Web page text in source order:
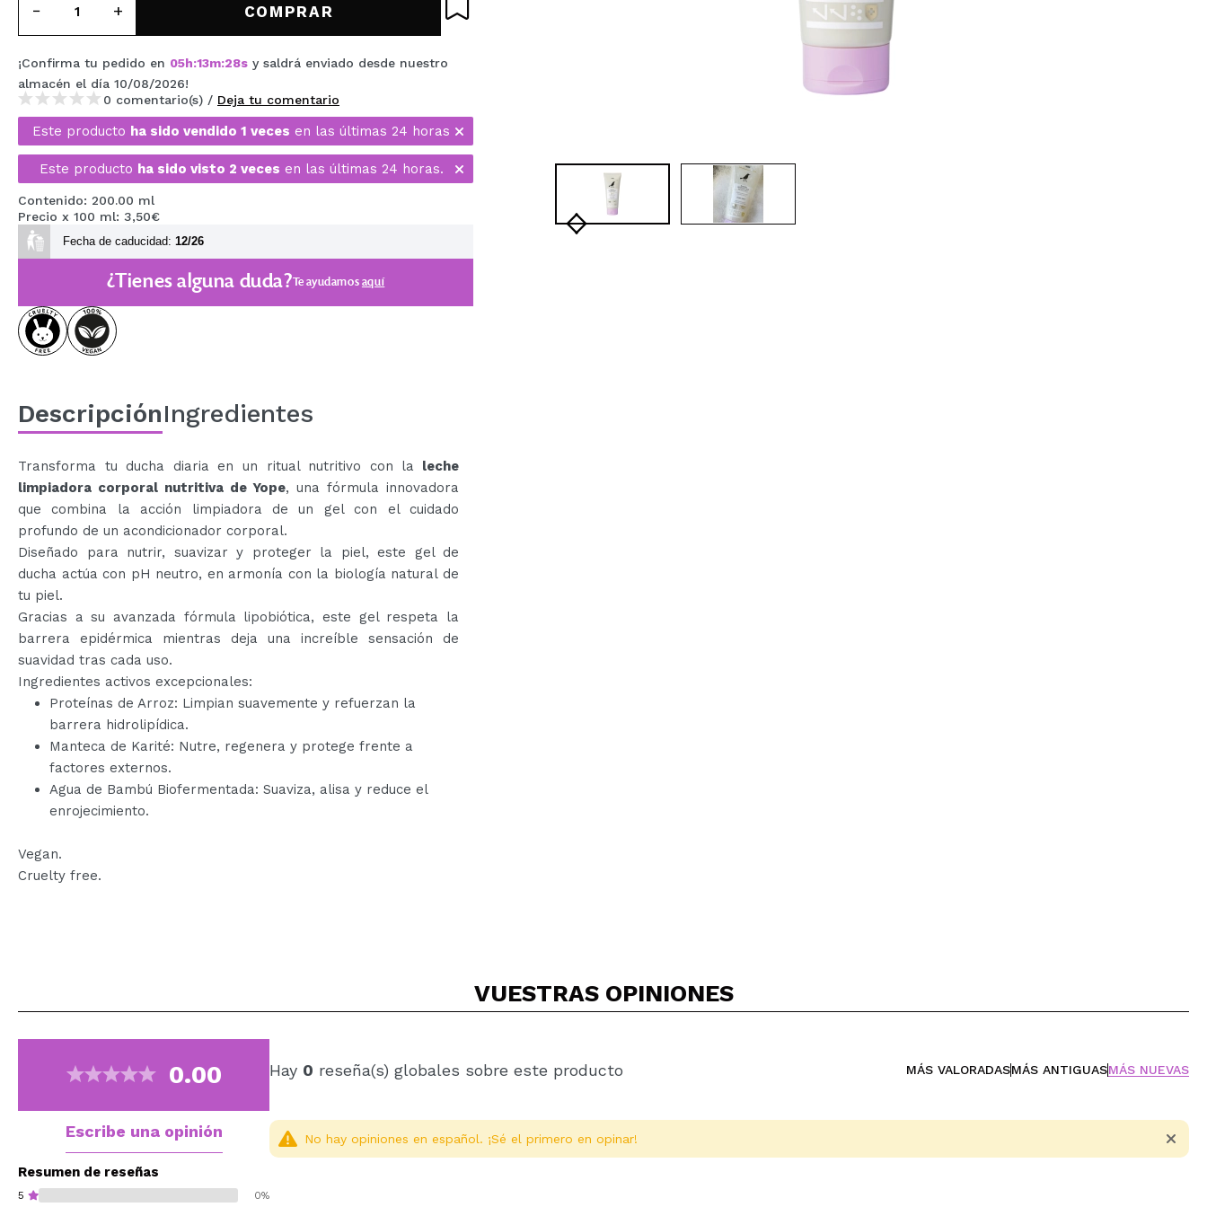
MAQUIFARMA
KOREA ZONE
TRAVEL SIZE
NATURE
OFERTAS
OUTLET
¡HAN VUELTO!
PRÓXIMAMENTE
BLOG
CREAR CUENTA
COMPRAR
¡Confirma tu pedido en 05h:13m:27s y saldrá enviado desde nuestro
almacén el día 10/08/2026!
0 comentario(s) / Deja tu comentario
Este producto ha sido vendido 1 veces en las últimas 24 horas
Este producto ha sido visto 2 veces en las últimas 24 horas.
Contenido: 200.00 ml
Precio x 100 ml: 3,50€
Fecha de caducidad: 12/26
¿Tienes alguna duda?Te ayudamosaquí
DescripciónIngredientes
Transforma tu ducha diaria en un ritual nutritivo con la leche
limpiadora corporal nutritiva de Yope, una fórmula innovadora
que combina la acción limpiadora de un gel con el cuidado
profundo de un acondicionador corporal.
Diseñado para nutrir, suavizar y proteger la piel, este gel de
ducha actúa con pH neutro, en armonía con la biología natural de
tu piel.
Gracias a su avanzada fórmula lipobiótica, este gel respeta la
barrera epidérmica mientras deja una increíble sensación de
suavidad tras cada uso.
Ingredientes activos excepcionales:
Proteínas de Arroz: Limpian suavemente y refuerzan la
barrera hidrolipídica.
Manteca de Karité: Nutre, regenera y protege frente a
factores externos.
Agua de Bambú Biofermentada: Suaviza, alisa y reduce el
enrojecimiento.
Vegan.
Cruelty free.
VUESTRAS OPINIONES
0.00
Escribe una opinión
Resumen de reseñas
5 0%
Hay 0 reseña(s) globales sobre este producto MÁS VALORADASMÁS ANTIGUASMÁS NUEVAS
No hay opiniones en español. ¡Sé el primero en opinar!